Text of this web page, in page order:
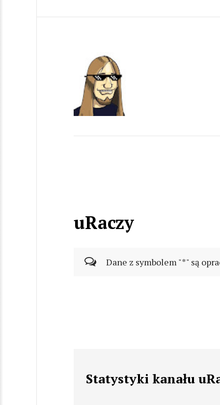
uRaczy
Dane z symbolem "*" są
Statystyki kanału